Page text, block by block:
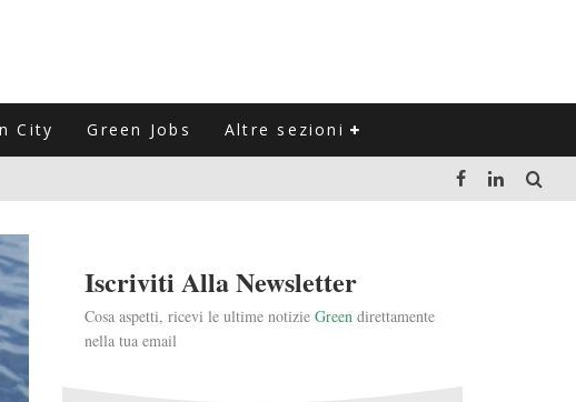
City Green Jobs Altre sezioni
PER EVITARLI)
L'ITALIA
Iscriviti Alla Newsletter
Cosa aspetti, ricevi le ultime notizie Green direttamente
nella tua email